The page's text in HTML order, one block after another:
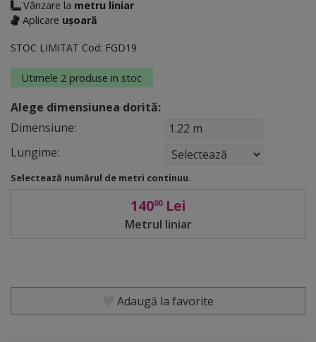
Vânzare la metru liniar
Aplicare ușoară
STOC LIMITAT Cod: FGD19
Utimele 2 produse in stoc
Alege dimensiunea dorită:
Dimensiune:
1.22 m
Lungime:
Selectează numărul de metri continuu.
14000Lei
Metrul liniar
Adaugă la favorite